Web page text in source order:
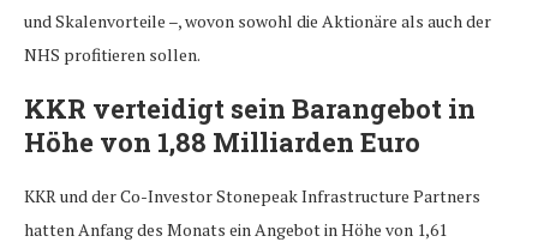
und Skalenvorteile –, wovon sowohl die Aktionäre als auch der
NHS profitieren sollen.
KKR verteidigt sein Barangebot in
Höhe von 1,88 Milliarden Euro
KKR und der Co-Investor Stonepeak Infrastructure Partners
hatten Anfang des Monats ein Angebot in Höhe von 1,61